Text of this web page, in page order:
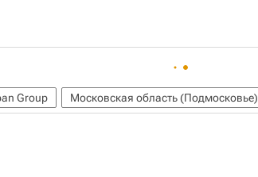
Group Московская область (Подмосковье)